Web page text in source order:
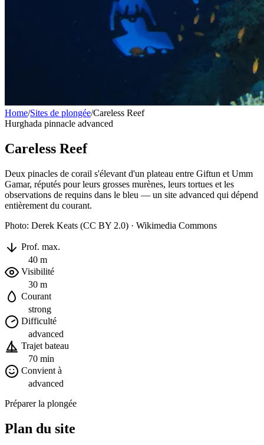
Home/Sites de plongée/Careless Reef
Hurghada pinnacle advanced
Careless Reef
Deux pinacles de corail s'élevant d'un plateau entre Giftun et Umm
Gamar, réputés pour leurs grosses murènes, leurs tortues et les
observations de requins dans le bleu — un site advanced qui dépend
entièrement du courant.
Photo: Derek Keats (CC BY 2.0) · Wikimedia Commons
Prof. max.
40 m
Visibilité
30 m
Courant
strong
Difficulté
advanced
Trajet bateau
70 min
Convient à
advanced
Préparer la plongée
Plan du site